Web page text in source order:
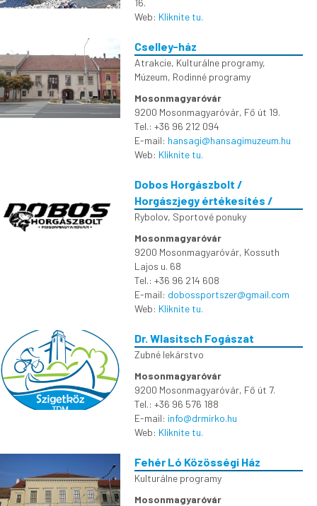
Web: Kliknite tu.
Cselley-ház
Atrakcie, Kulturálne programy,
Múzeum, Rodinné programy
Mosonmagyaróvár
9200 Mosonmagyaróvár, Fő út 19.
Tel.: +36 96 212 094
E-mail: hansagi@hansagimuzeum.hu
Web: Kliknite tu.
Dobos Horgászbolt /
Horgászjegy értékesítés /
Rybolov, Sportové ponuky
Mosonmagyaróvár
9200 Mosonmagyaróvár, Kossuth
Lajos u. 68
Tel.: +36 96 214 608
E-mail: dobossportszer@gmail.com
Web: Kliknite tu.
Dr. Wlasitsch Fogászat
Zubné lekárstvo
Mosonmagyaróvár
9200 Mosonmagyaróvár, Fő út 7.
Tel.: +36 96 576 188
E-mail: info@drmirko.hu
Web: Kliknite tu.
Fehér Ló Közösségi Ház
Kulturálne programy
Mosonmagyaróvár